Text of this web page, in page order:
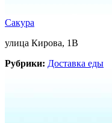
Сакура
улица Кирова, 1В
Рубрики: Доставка еды